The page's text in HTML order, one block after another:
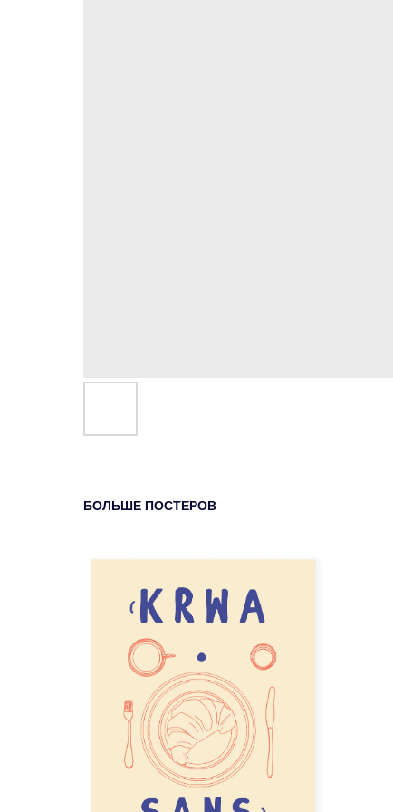
БОЛЬШЕ ПОСТЕРОВ